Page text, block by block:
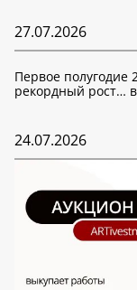
27.07.2026
Первое полугодие
рекордный рост…
24.07.2026